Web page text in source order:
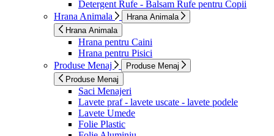
Detergent Rufe - Balsam Rufe pentru Copii
Hrana Animala
Hrana Animala
Hrana Animala
Hrana pentru Caini
Hrana pentru Pisici
Produse Menaj
Produse Menaj
Produse Menaj
Saci Menajeri
Lavete praf - lavete uscate - lavete podele
Lavete Umede
Folie Plastic